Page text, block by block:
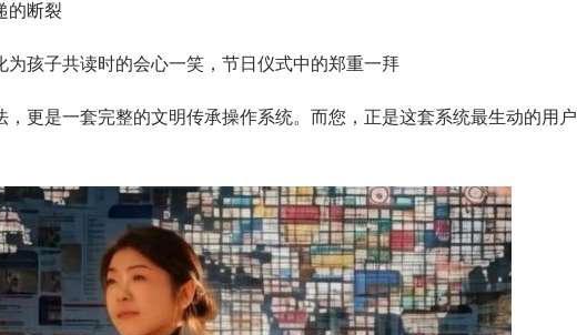
的断裂
孩子共读时的会心一笑，节日仪式中的郑重一拜
是一套完整的文明传承操作系统。而您，正是这套系统最生动的用户